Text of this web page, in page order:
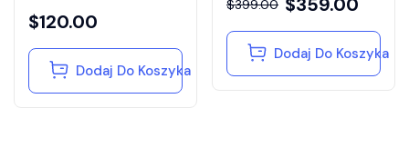
$120.00
Dodaj Do Koszyka
$399.00 $359.00
Dodaj Do Koszyka